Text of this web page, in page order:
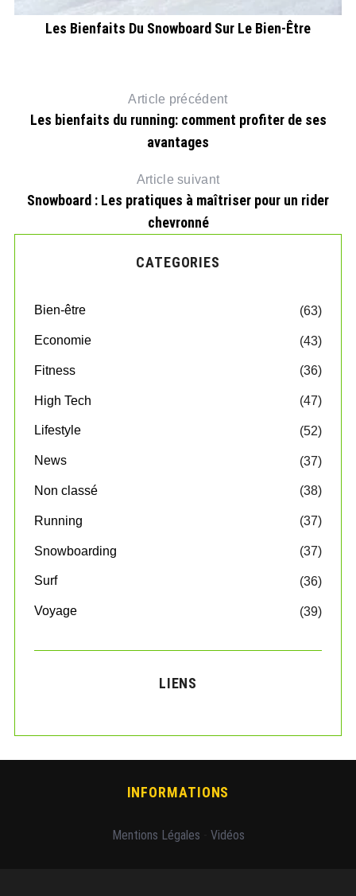
Les Bienfaits Du Snowboard Sur Le Bien-Être
Article précédent
Les bienfaits du running: comment profiter de ses
avantages
Article suivant
Snowboard : Les pratiques à maîtriser pour un rider
chevronné
CATEGORIES
Bien-être (63)
Economie (43)
Fitness (36)
High Tech (47)
Lifestyle (52)
News (37)
Non classé (38)
Running (37)
Snowboarding (37)
Surf (36)
Voyage (39)
LIENS
INFORMATIONS
Mentions Légales Vidéos